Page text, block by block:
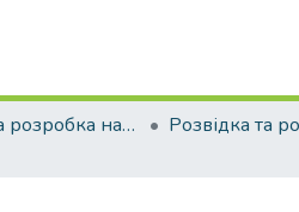
Розвідка та розробка нафтових і газових родовищ